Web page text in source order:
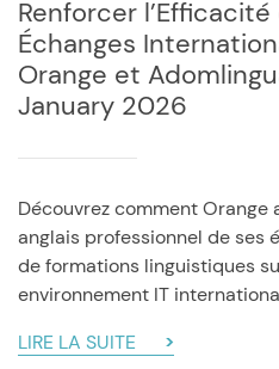
Renforcer l’Efficacité
Échanges
Orange et
January 2026
Découvrez comment Orange
anglais professionnel de ses
de formations linguistiques
environnement IT
LIRE LA SUITE